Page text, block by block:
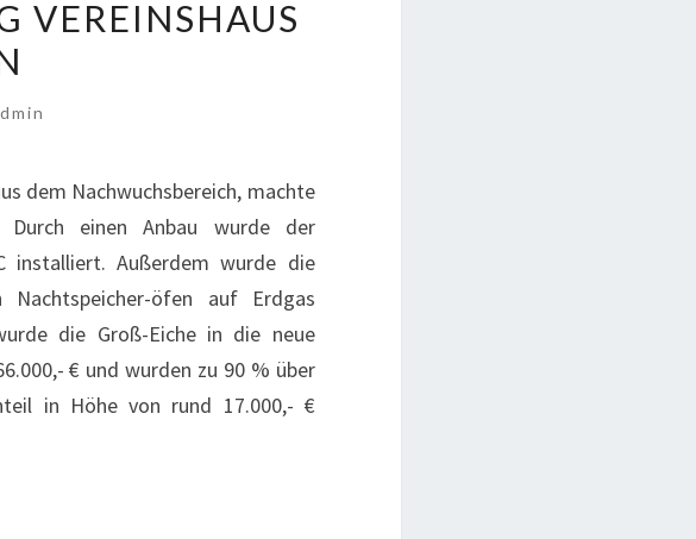
VEREINSHAUS
dem Nachwuchsbereich, machte
Durch einen Anbau wurde der
installiert. Außerdem wurde die
öfen auf Erdgas
die Groß-Eiche in die neue
€ und wurden zu 90 % über
in Höhe von rund 17.000,- €